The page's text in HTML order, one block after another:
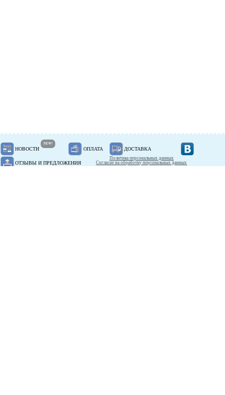
НОВОСТИ
NEW!
ОПЛАТА ДОСТАВКА
ОТЗЫВЫ И ПРЕДЛОЖЕНИЯ
Политика персональных данных
Согласие на обработку персональных данных